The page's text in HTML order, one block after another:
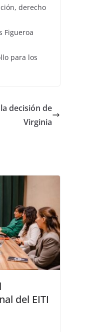
derecho
Figueroa
para los
decisión de
Virginia
del EITI